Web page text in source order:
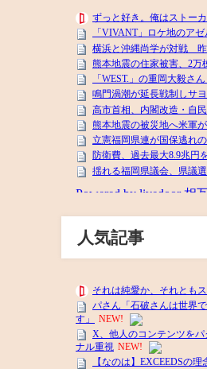
人気記事